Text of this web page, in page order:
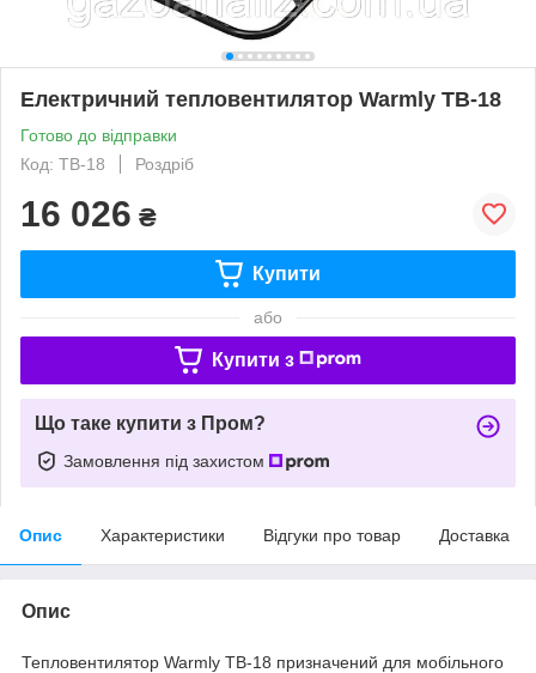
Електричний тепловентилятор Warmly ТВ-18
Готово до відправки
Код: ТВ-18
Роздріб
16 026 ₴
Купити
або
Купити з
Що таке купити з Пром?
Замовлення під захистом
Опис Характеристики Відгуки про товар Доставка
Опис
Тепловентилятор Warmly ТВ-18 призначений для мобільного